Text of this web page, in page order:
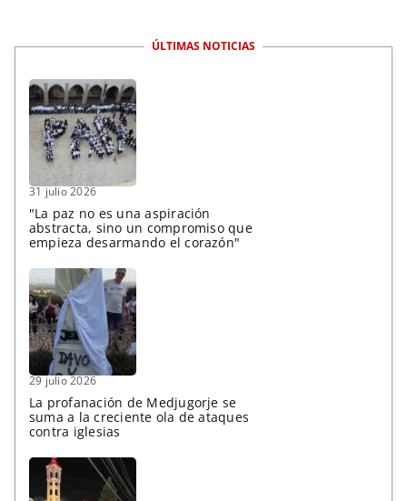
ÚLTIMAS NOTICIAS
31 julio 2026
"La paz no es una aspiración
abstracta, sino un compromiso que
empieza desarmando el corazón"
29 julio 2026
La profanación de Medjugorje se
suma a la creciente ola de ataques
contra iglesias